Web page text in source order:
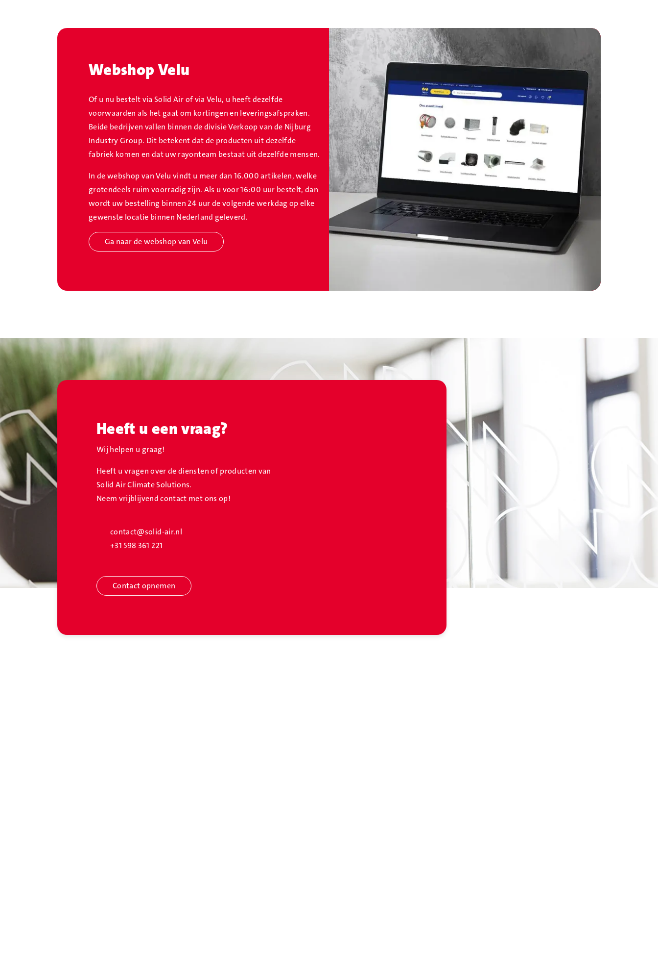
Webshop Velu
Of u nu bestelt via Solid Air of via Velu, u heeft dezelfde
voorwaarden als het gaat om kortingen en leveringsafspraken.
Beide bedrijven vallen binnen de divisie Verkoop van de Nijburg
Industry Group. Dit betekent dat de producten uit dezelfde
fabriek komen en dat uw rayonteam bestaat uit dezelfde mensen.
In de webshop van Velu vindt u meer dan 16.000 artikelen, welke
grotendeels ruim voorradig zijn. Als u voor 16:00 uur bestelt, dan
wordt uw bestelling binnen 24 uur de volgende werkdag op elke
gewenste locatie binnen Nederland geleverd.
Ga naar de webshop van Velu
Heeft u een vraag?
Wij helpen u graag!
Heeft u vragen over de diensten of producten van
Solid Air Climate Solutions.
Neem vrijblijvend contact met ons op!
contact@solid-air.nl
+31 598 361 221
Contact opnemen